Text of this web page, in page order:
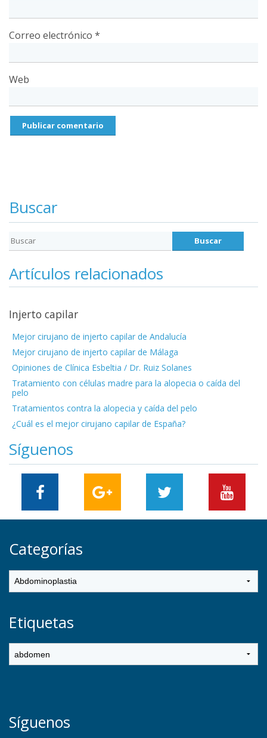
Correo electrónico *
Web
Buscar
Artículos relacionados
Injerto capilar
Mejor cirujano de injerto capilar de Andalucía
Mejor cirujano de injerto capilar de Málaga
Opiniones de Clínica Esbeltia / Dr. Ruiz Solanes
Tratamiento con células madre para la alopecia o caída del
pelo
Tratamientos contra la alopecia y caída del pelo
¿Cuál es el mejor cirujano capilar de España?
Síguenos
Categorías
Etiquetas
Síguenos